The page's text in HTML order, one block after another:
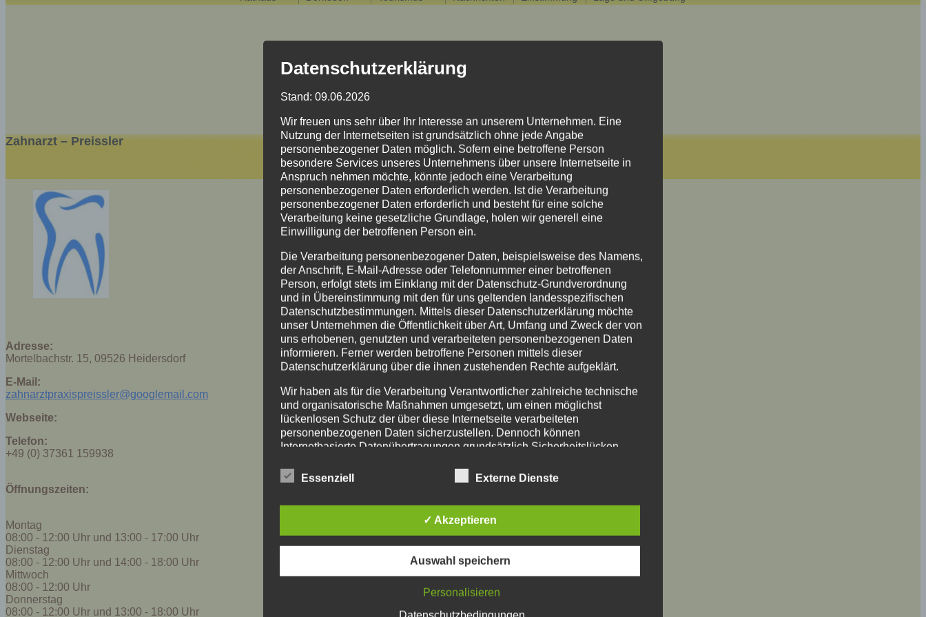
Zahnarzt – Preissler
Adresse:
Mortelbachstr. 15, 09526 Heidersdorf
E-Mail:
zahnarztpraxispreissler@googlemail.com
Webseite:
Telefon:
+49 (0) 37361 159938
Öffnungszeiten:
Montag
08:00 - 12:00 Uhr und 13:00 - 17:00 Uhr
Dienstag
08:00 - 12:00 Uhr und 14:00 - 18:00 Uhr
Mittwoch
08:00 - 12:00 Uhr
Donnerstag
08:00 - 12:00 Uhr und 13:00 - 18:00 Uhr
Datenschutzerklärung
Stand: 09.06.2026
Wir freuen uns sehr über Ihr Interesse an unserem Unternehmen. Eine
Nutzung der Internetseiten ist grundsätzlich ohne jede Angabe
personenbezogener Daten möglich. Sofern eine betroffene Person
besondere Services unseres Unternehmens über unsere Internetseite in
Anspruch nehmen möchte, könnte jedoch eine Verarbeitung
personenbezogener Daten erforderlich werden. Ist die Verarbeitung
personenbezogener Daten erforderlich und besteht für eine solche
Verarbeitung keine gesetzliche Grundlage, holen wir generell eine
Einwilligung der betroffenen Person ein.
Die Verarbeitung personenbezogener Daten, beispielsweise des Namens,
der Anschrift, E-Mail-Adresse oder Telefonnummer einer betroffenen
Person, erfolgt stets im Einklang mit der Datenschutz-Grundverordnung
und in Übereinstimmung mit den für uns geltenden landesspezifischen
Datenschutzbestimmungen. Mittels dieser Datenschutzerklärung möchte
unser Unternehmen die Öffentlichkeit über Art, Umfang und Zweck der von
uns erhobenen, genutzten und verarbeiteten personenbezogenen Daten
informieren. Ferner werden betroffene Personen mittels dieser
Datenschutzerklärung über die ihnen zustehenden Rechte aufgeklärt.
Wir haben als für die Verarbeitung Verantwortlicher zahlreiche technische
und organisatorische Maßnahmen umgesetzt, um einen möglichst
lückenlosen Schutz der über diese Internetseite verarbeiteten
personenbezogenen Daten sicherzustellen. Dennoch können
Internetbasierte Datenübertragungen grundsätzlich Sicherheitslücken
Aus diesem Grund steht es jeder betroffenen Person frei,
Die Datenschutzerklärung beruht auf den Begrifflichkeiten, die durch den
Europäischen Richtlinien- und Verordnungsgeber beim Erlass der
Datenschutz-Grundverordnung (DS-GVO) verwendet wurden. Unsere
Datenschutzerklärung soll sowohl für die Öffentlichkeit als auch für unsere
Essenziell Externe Dienste
✓ Akzeptieren
Auswahl speichern
Personalisieren